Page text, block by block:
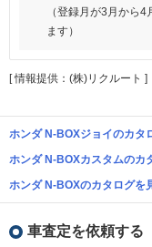
（登録月が3月から
ます）
[ 情報提供：(株)リクルート ]
ホンダ N-BOXジョイのカタ
ホンダ N-BOXカスタムのカ
ホンダ N-BOXのカタログを
車査定を依頼する